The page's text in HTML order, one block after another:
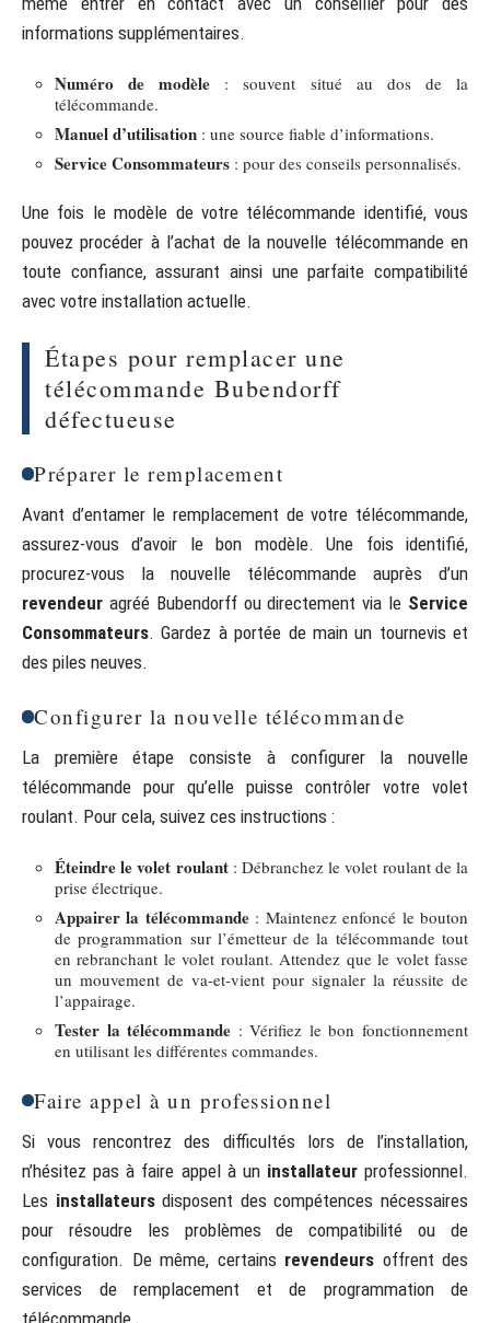
informations supplémentaires.
Numéro de modèle : souvent situé au dos de la
télécommande.
Manuel d’utilisation : une source fiable d’informations.
Service Consommateurs : pour des conseils personnalisés.
Une fois le modèle de votre télécommande identifié, vous
pouvez procéder à l’achat de la nouvelle télécommande en
toute confiance, assurant ainsi une parfaite compatibilité
avec votre installation actuelle.
Étapes pour remplacer une
télécommande Bubendorff
défectueuse
Préparer le remplacement
Avant d’entamer le remplacement de votre télécommande,
assurez-vous d’avoir le bon modèle. Une fois identifié,
procurez-vous la nouvelle télécommande auprès d’un
revendeur agréé Bubendorff ou directement via le Service
Consommateurs. Gardez à portée de main un tournevis et
des piles neuves.
Configurer la nouvelle télécommande
La première étape consiste à configurer la nouvelle
télécommande pour qu’elle puisse contrôler votre volet
roulant. Pour cela, suivez ces instructions :
Éteindre le volet roulant: Débranchez le volet roulant de la
prise électrique.
Appairer la télécommande: Maintenez enfoncé le bouton
de programmation sur l’émetteur de la télécommande tout
en rebranchant le volet roulant. Attendez que le volet fasse
un mouvement de va-et-vient pour signaler la réussite de
l’appairage.
Tester la télécommande : Vérifiez le bon fonctionnement
en utilisant les différentes commandes.
Faire appel à un professionnel
Si vous rencontrez des difficultés lors de l’installation,
n’hésitez pas à faire appel à un installateurprofessionnel.
Les installateursdisposent des compétences nécessaires
pour résoudre les problèmes de compatibilité ou de
configuration. De même, certains revendeurs offrent des
services de remplacement et de programmation de
télécommande.